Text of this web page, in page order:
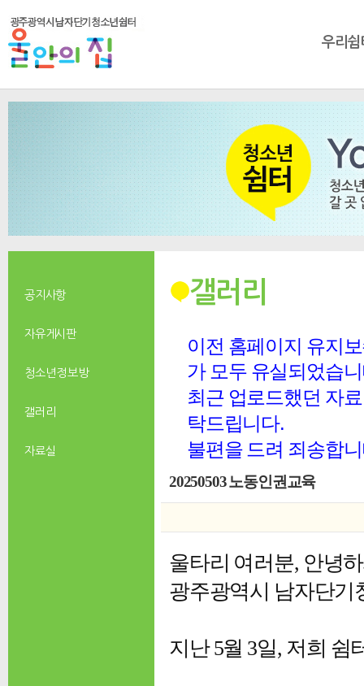
우리쉼
공지사항
자유게시판
청소년 정보방
갤러리
자료실
갤러리
이전 홈페이지 유지
가 모두 유실되었습
최근 업로드했던 자
탁드립니다.
불편을 드려 죄송합
20250503 노동인권교육
울타리 여러분, 안녕
광주광역시 남자단
지난 5월 3일, 저희